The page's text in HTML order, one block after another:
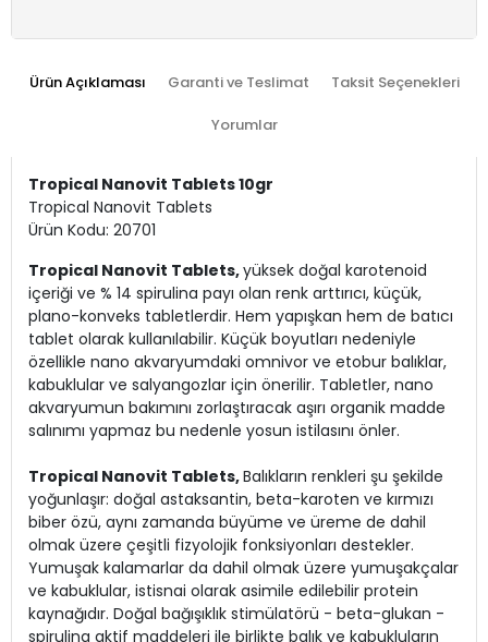
Ürün Açıklaması Garanti ve Teslimat Taksit Seçenekleri
Yorumlar
Tropical Nanovit Tablets 10gr
Tropical Nanovit Tablets
Ürün Kodu: 20701
Tropical Nanovit Tablets,yüksek doğal karotenoid
içeriği ve % 14 spirulina payı olan renk arttırıcı, küçük,
plano-konveks tabletlerdir. Hem yapışkan hem de batıcı
tablet olarak kullanılabilir. Küçük boyutları nedeniyle
özellikle nano akvaryumdaki omnivor ve etobur balıklar,
kabuklular ve salyangozlar için önerilir. Tabletler, nano
akvaryumun bakımını zorlaştıracak aşırı organik madde
salınımı yapmaz bu nedenle yosun istilasını önler.
Tropical Nanovit Tablets,Balıkların renkleri şu şekilde
yoğunlaşır: doğal astaksantin, beta-karoten ve kırmızı
biber özü, aynı zamanda büyüme ve üreme de dahil
olmak üzere çeşitli fizyolojik fonksiyonları destekler.
Yumuşak kalamarlar da dahil olmak üzere yumuşakçalar
ve kabuklular, istisnai olarak asimile edilebilir protein
kaynağıdır. Doğal bağışıklık stimülatörü - beta-glukan -
spirulina aktif maddeleri ile birlikte balık ve kabukluların